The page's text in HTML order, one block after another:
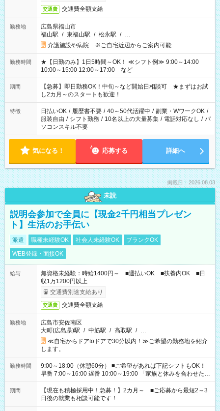
交通費 交通費全額支給
勤務地
広島県福山市
福山駅 / 東福山駅 / 松永駅 / …
介護施設や病院 ※ご自宅近辺からご案内可能
勤務時間
★【日勤のみ】1日5時間～OK！ ≪シフト例≫ 9:00～14:00
10:00～15:00 12:00～17:00 など
期間
【急募】即日勤務OK！中旬～など開始日相談可 ★まずはお試
し2カ月～のスタートも歓迎！
特徴 日払いOK / 履歴書不要 / 40～50代活躍中 / 副業・WワークOK /
服装自由 / シフト勤務 / 10名以上の大量募集 / 電話対応なし / パ
ソコンスキル不要
気になる！ 応募する 詳細へ
掲載日：2026.08.03
未読
説明会参加で全員に【現金2千円相当プレゼン
ト】生活のお手伝い
派遣 職種未経験OK 社会人未経験OK
ブランクOK
WEB登録・面接OK
給与
無資格未経験：時給1400円～ ■週払いOK ■扶養内OK ■日
収1万1200円以上
交通費別途支給あり
交通費 交通費全額支給
勤務地
広島市安佐南区
大町(広島県)駅 / 中筋駅 / 高取駅 / …
≪自宅からドアtoドアで30分以内！≫ご希望の勤務地を紹介
します。
勤務時間
9:00～18:00（休憩60分） ■ご希望があれば下記シフトもOK！
早番 7:00～16:00 遅番 10:00～19:00 「家族と休みを合わせた
い」 「余裕を持って夕飯の準備がしたい」 「できれば残業はし
たくない」 など、ご希望を教えてくださいね。 ※Wワーク希望
の方へ 今ご覧のお仕事で希望する勤務時間と、もう1つのお仕事
の勤務時間。 合計で週40時間を超える場合は応募できません。
期間
【現在も積極採用中！急募！】2カ月～ ■ご応募から最短2～3
日後の就業も相談可能です！